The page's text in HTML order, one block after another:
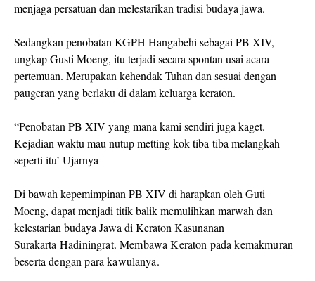
menjaga persatuan dan melestarikan tradisi budaya jawa.
Sedangkan penobatan KGPH Hangabehi sebagai PB XIV,
ungkap Gusti Moeng, itu terjadi secara spontan usai acara
pertemuan. Merupakan kehendak Tuhan dan sesuai dengan
paugeran yang berlaku di dalam keluarga keraton.
“Penobatan PB XIV yang mana kami sendiri juga kaget.
Kejadian waktu mau nutup metting kok tiba-tiba melangkah
seperti itu’ Ujarnya
Di bawah kepemimpinan PB XIV di harapkan oleh Guti
Moeng, dapat menjadi titik balik memulihkan marwah dan
kelestarian budaya Jawa di Keraton Kasunanan
Surakarta Hadiningrat. Membawa Keraton pada kemakmuran
beserta dengan para kawulanya.